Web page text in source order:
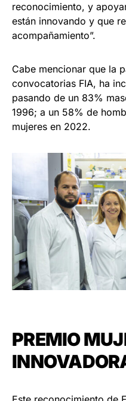
reconocimiento, y
están innovando y que
acompañamiento”.
Cabe mencionar que la
convocatorias FIA, ha
pasando de un 83%
1996; a un 58% de
mujeres en 2022.
PREMIO